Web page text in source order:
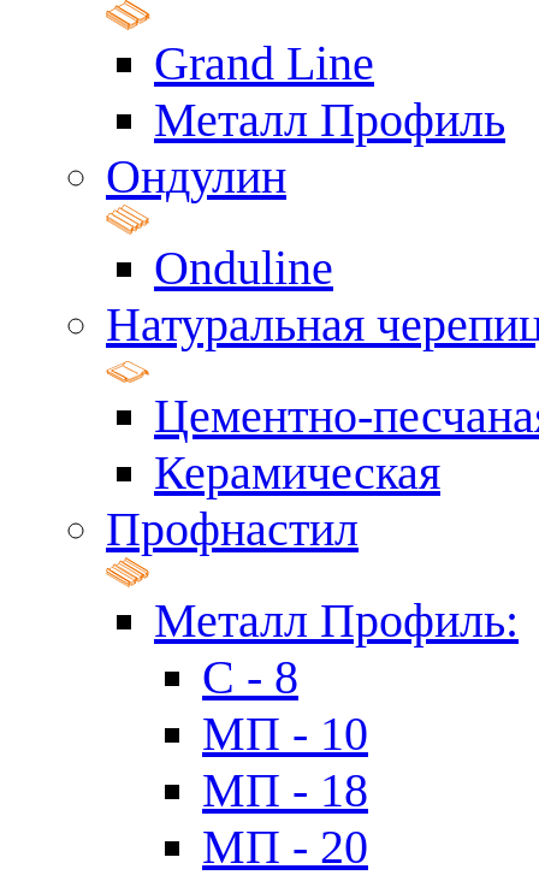
Grand Line
Металл Профиль
Ондулин
Onduline
Натуральная
Цементно-
Керамическая
Профнастил
Металл Профиль:
C - 8
МП - 10
МП - 18
МП - 20